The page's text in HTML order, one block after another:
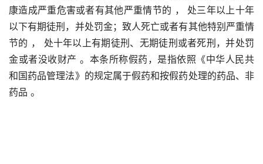
康造成严重危害或者有其他严重情节的 ， 处三年以上十年
以下有期徒刑，并处罚金；致人死亡或者有其他特别严重情
节的 ， 处十年以上有期徒刑、无期徒刑或者死刑，并处罚
金或者没收财产 。本条所称假药，是指依照《中华人民共
和国药品管理法》的规定属于假药和按假药处理的药品、非
药品 。